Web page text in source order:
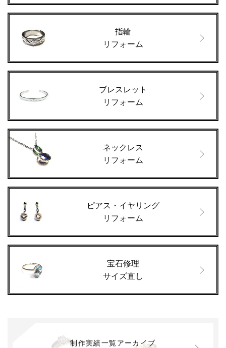
指輪
リフォーム
ブレスレット
リフォーム
ネックレス
リフォーム
ピアス・イヤリング
リフォーム
宝石修理
サイズ直し
制作実績一覧アーカイブ